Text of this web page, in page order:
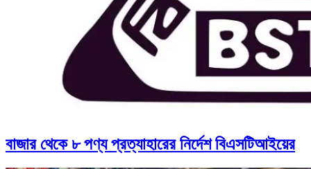
বাজার থেকে ৮ পণ্য প্রত্যাহারের নির্দেশ বিএসটিআইয়ের